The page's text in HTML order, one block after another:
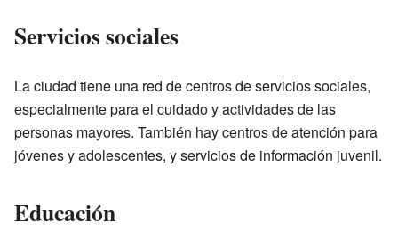
Servicios sociales
La ciudad tiene una red de centros de servicios sociales,
especialmente para el cuidado y actividades de las
personas mayores. También hay centros de atención para
jóvenes y adolescentes, y servicios de información juvenil.
Educación